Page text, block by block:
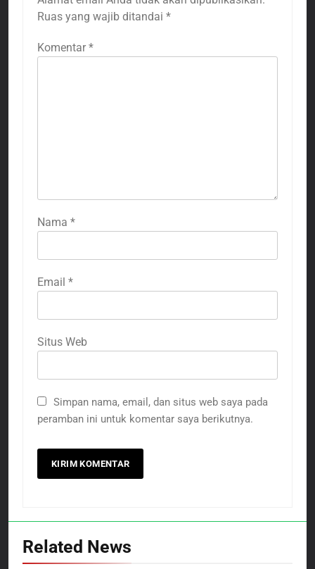
Ruas yang wajib ditandai *
Komentar *
Nama *
Email *
Situs Web
Simpan nama, email, dan situs web saya pada
peramban ini untuk komentar saya berikutnya.
Related News